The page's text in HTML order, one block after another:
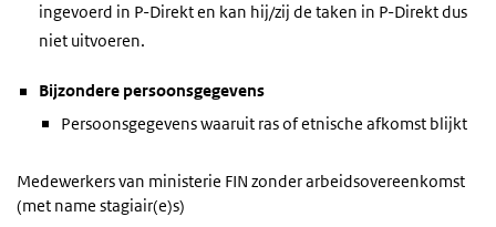
ingevoerd in P-Direkt en kan hij/zij de taken in P-Direkt dus
niet uitvoeren.
Bijzondere persoonsgegevens
Persoonsgegevens waaruit ras of etnische afkomst blijkt
Medewerkers van ministerie FIN zonder arbeidsovereenkomst
(met name stagiair(e)s)